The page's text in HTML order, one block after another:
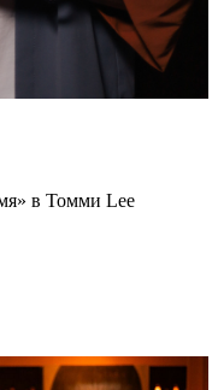
в Томми Lee